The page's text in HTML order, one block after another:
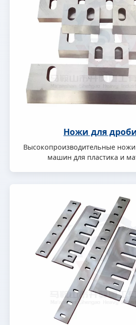
Ножи для
Высокопроизводительные
машин для пластика и